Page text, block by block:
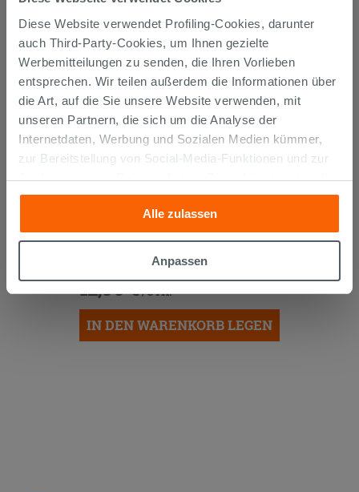
Diese Website verwendet Profiling-Cookies, darunter
auch Third-Party-Cookies, um Ihnen gezielte
Werbemitteilungen zu senden, die Ihren Vorlieben
entsprechen. Wir teilen außerdem die Informationen über
die Art, auf die Sie unsere Website verwenden, mit
unseren Partnern, die sich um die Analyse der
Internetdaten, Werbung und Sozialen Medien kümmer,
zur Bereitstellung von Social-Media-Funktionen und zur
Analyse unseres Datenverkehrs. Diese könnten sie mit
anderen Informationen, die Sie ihnen geliefert haben oder
die sie aufgrund Ihrer Verwendung ihrer Dienste
gesammelt haben, kombinieren. Falls Sie mehr wissen
möchten oder Ihre Zustimmung zu allen oder einigen
Zustimmung kann durch Klicken auf die Schaltfläche
„Cookies akzeptieren“ gegeben werden. Wenn Sie auf
die Schaltfläche "X" klicken, können Sie das Surfen erst
Alle zulassen
Anpassen
AUCH...
SIPHONPLATZSPARENDUNTER
WASCHTISCH AUS POLYPROPYLEN
12,90 € /STK.
IN DEN WARENKORB LEGEN